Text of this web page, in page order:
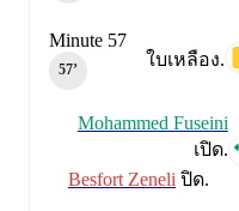
ใบเหลือง.
Minute 57
57‎’‎
Mohammed Fuseini
เปิด.
Besfort Zeneli ปิด.